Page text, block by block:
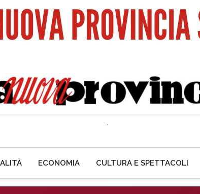
ECONOMIA CULTURA E SPETTACOLI